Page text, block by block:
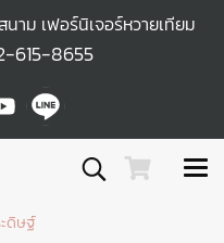
าม เฟอร์นิเจอร์หวายเทียม
615-8655
ดิษฐ์